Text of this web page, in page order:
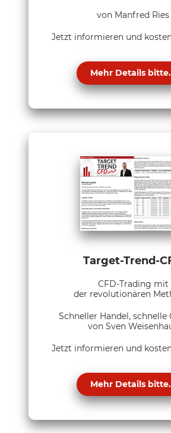
von Manfred Ries
Jetzt informieren und
Mehr Details
Target-Trend-
CFD-Trading mit
der revolutionären
Schneller Handel, schnelle
von Sven
Jetzt informieren und
Mehr Details